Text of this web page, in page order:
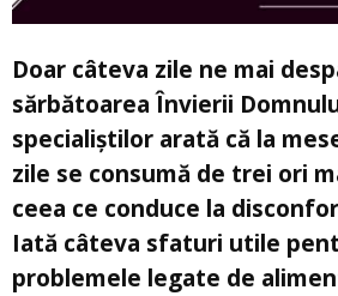
Doar câteva zile ne mai
sărbătoarea Învierii
specialiștilor arată că la
zile se consumă de trei ori
ceea ce conduce la
Iată câteva sfaturi utile
problemele legate de